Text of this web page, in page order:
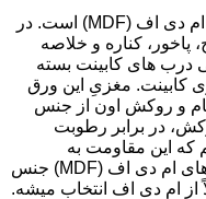
جنس بدنه این نوع کابینت از ورق ام دی اف (MDF) است. در
پاخور، کناره و خلاصه
درب های کابینت بسته
کابینت. مغزیِ این ورق
و روکش اون از جنس
در برابر رطوبت
که این مقاومت به
رطوبت، کامل نیست. در کابینت های ام دی اف (MDF) جنس
از ام دی اف انتخاب میشه.